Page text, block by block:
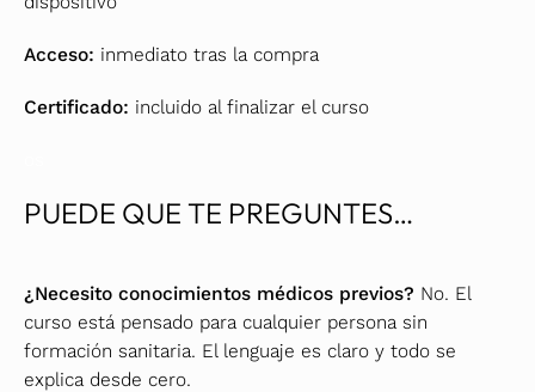
Acceso: inmediato tras la compra
Certificado: incluido al finalizar el curso
PUEDE QUE TE PREGUNTES…
¿Necesito conocimientos médicos previos? No. El
curso está pensado para cualquier persona sin
formación sanitaria. El lenguaje es claro y todo se
explica desde cero.